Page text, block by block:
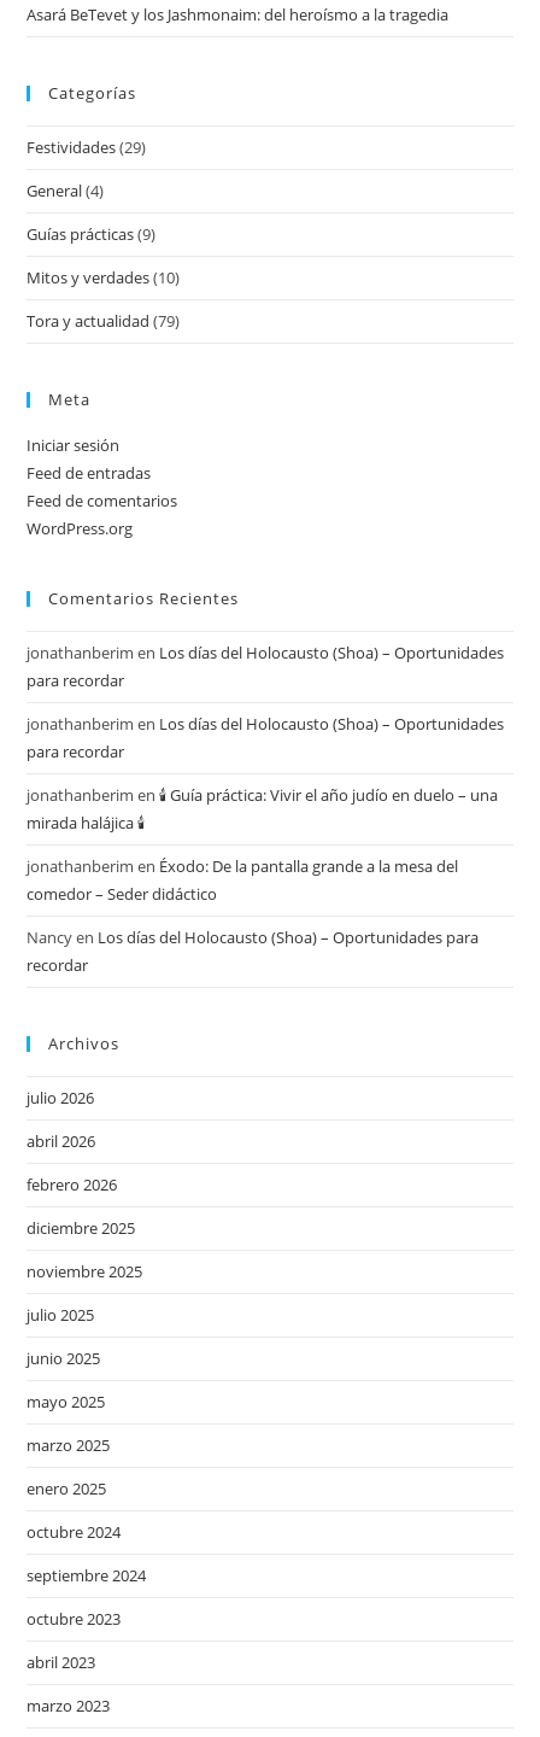
Asará BeTevet y los Jashmonaim: del heroísmo a la tragedia
Categorías
Festividades(29)
General(4)
Guías prácticas(9)
Mitos y verdades(10)
Tora y actualidad (79)
Meta
Iniciar sesión
Feed de entradas
Feed de comentarios
WordPress.org
Comentarios Recientes
jonathanberim en Los días del Holocausto (Shoa) – Oportunidades
para recordar
jonathanberim en Los días del Holocausto (Shoa) – Oportunidades
para recordar
jonathanberim en🕯️ Guía práctica: Vivir el año judío en duelo – una
mirada halájica 🕯️
jonathanberim en Éxodo: De la pantalla grande a la mesa del
comedor – Seder didáctico
Nancyen Los días del Holocausto (Shoa) – Oportunidades para
recordar
Archivos
julio 2026
abril 2026
febrero 2026
diciembre 2025
noviembre 2025
julio 2025
junio 2025
mayo 2025
marzo 2025
enero 2025
octubre 2024
septiembre 2024
octubre 2023
abril 2023
marzo 2023